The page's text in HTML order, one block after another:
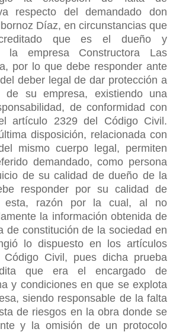
respecto del demandado don
Díaz, en circunstancias que
que es el dueño y
la empresa Constructora Las
por lo que debe responder ante
deber legal de dar protección a
su empresa, existiendo una
de conformidad con
artículo 2329 del Código Civil.
disposición, relacionada con
mismo cuerpo legal, permiten
demandado, como persona
de su calidad de dueño de la
responder por su calidad de
esta, razón por la cual, al no
la información obtenida de
de constitución de la sociedad en
lo dispuesto en los artículos
Civil, pues dicha prueba
que era el encargado de
y condiciones en que se explota
siendo responsable de la falta
de riesgos en la obra donde se
y la omisión de un protocolo